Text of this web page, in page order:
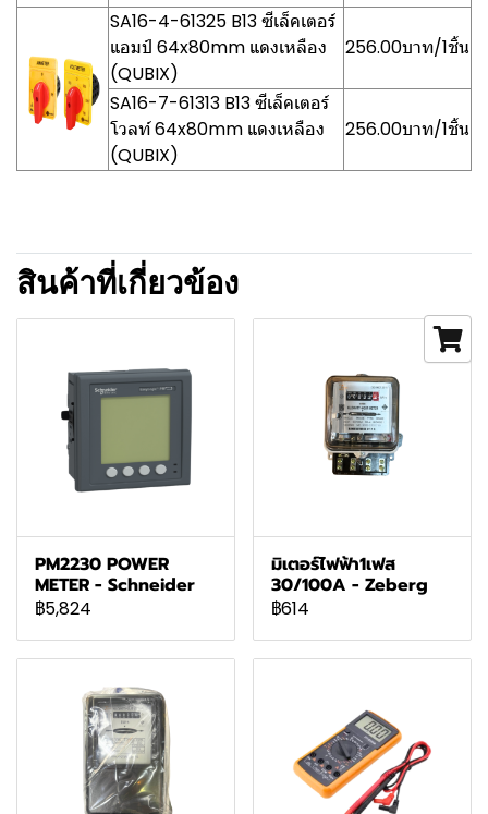
SA16-4-61325 B13 ซีเล็คเตอร์
แอมป์ 64x80mm แดงเหลือง
(QUBIX)
256.00บาท/1ชิ้น
SA16-7-61313 B13 ซีเล็คเตอร์
โวลท์ 64x80mm แดงเหลือง
(QUBIX)
256.00บาท/1ชิ้น
สินค้าที่เกี่ยวข้อง
PM2230 POWER
METER - Schneider
฿5,824
มิเตอร์ไฟฟ้า1เฟส
30/100A - Zeberg
฿614